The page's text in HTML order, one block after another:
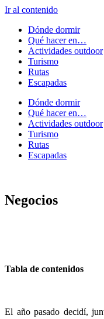
Ir al contenido
Dónde dormir
Qué hacer en…
Actividades outdoor
Turismo
Rutas
Escapadas
Dónde dormir
Qué hacer en…
Actividades outdoor
Turismo
Rutas
Escapadas
Negocios
Tabla de contenidos
El año pasado decidí,